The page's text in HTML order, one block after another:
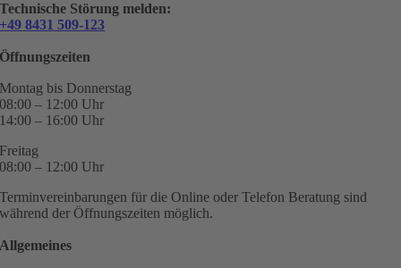
Technische Störung melden:
+49 8431 509-123
Öffnungszeiten
Montag bis Donnerstag
08:00 – 12:00 Uhr
14:00 – 16:00 Uhr
Freitag
08:00 – 12:00 Uhr
Terminvereinbarungen für die Online oder Telefon Beratung sind
während der Öffnungszeiten möglich.
Allgemeines